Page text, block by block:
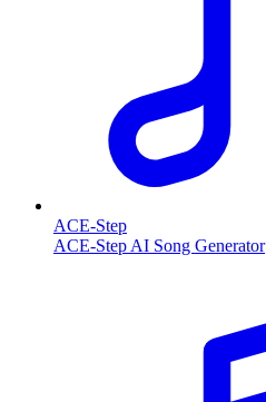
ACE-Step
ACE-Step AI Song Generator